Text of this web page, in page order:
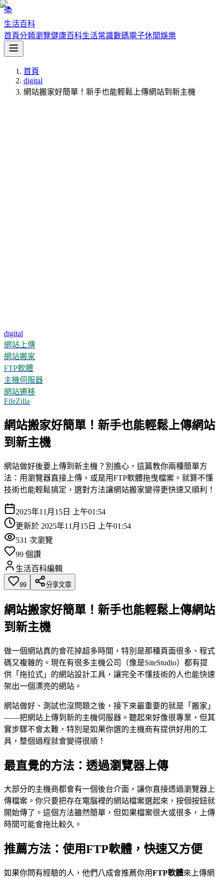
📚
生活百科
首頁分類瀏覽健康百科生活常識數碼電子休閒娛樂
首頁
digital
網站搬家好簡單！新手也能輕鬆上傳網站到新主機
digital
網站上傳
網站搬家
FTP軟體
主機伺服器
網站遷移
FileZilla
網站搬家好簡單！新手也能輕鬆上傳網站
到新主機
網站做好後要上傳到新主機？別擔心，這篇教你兩種簡單方
法：用瀏覽器直接上傳，或是用FTP軟體拖曳檔案。就算不懂
技術也能輕鬆搞定，選對方法讓網站搬家變得更快速又順利！
2025年11月15日 上午01:54
更新於 2025年11月15日 上午01:54
531 次瀏覽
99 個讚
生活百科編輯
99 分享文章
網站搬家好簡單！新手也能輕鬆上傳網站
到新主機
做一個網站真的會花掉超多時間，特別是那種頁面很多、程式
碼又複雜的。現在有很多主機公司（像是SiteStudio）都有提
供「拖拉式」的網站設計工具，讓完全不懂技術的人也能快速
架出一個漂亮的網站。
網站做好、測試也沒問題之後，接下來最重要的就是「搬家」
——把網站上傳到新的主機伺服器。聽起來好像很專業，但其
實步驟不會太難，特別是如果你選的主機商有提供好用的工
具，整個過程就會變得很順！
最直覺的方法：透過瀏覽器上傳
大部分的主機商都會有一個後台介面，讓你直接透過瀏覽器上
傳檔案。你只要把存在電腦裡的網站檔案選起來，按個按鈕就
開始傳了。這個方法雖然簡單，但如果檔案很大或很多，上傳
時間可能會拖比較久。
推薦方法：使用FTP軟體，快速又方便
如果你問有經驗的人，他們八成會推薦你用FTP軟體來上傳網